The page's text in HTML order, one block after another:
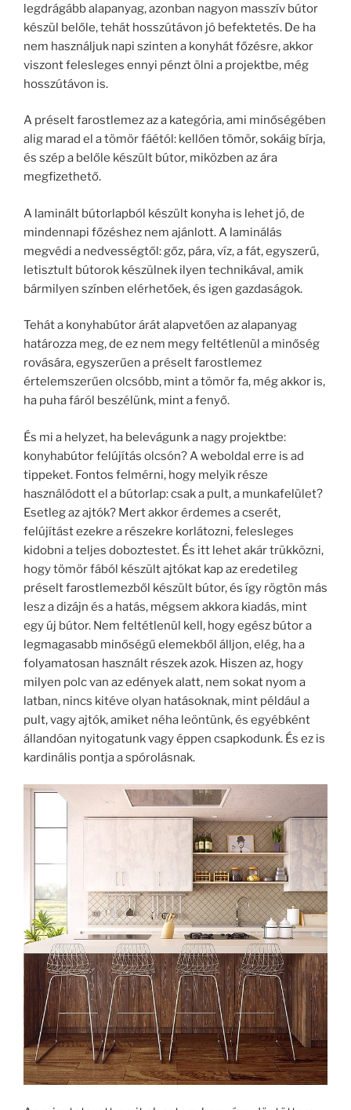
legdrágább alapanyag, azonban nagyon masszív bútor
készül belőle, tehát hosszútávon jó befektetés. De ha
nem használjuk napi szinten a konyhát főzésre, akkor
viszont felesleges ennyi pénzt ölni a projektbe, még
hosszútávon is.
A préselt farostlemez az a kategória, ami minőségében
alig marad el a tömör fáétól: kellően tömör, sokáig bírja,
és szép a belőle készült bútor, miközben az ára
megfizethető.
A laminált bútorlapból készült konyha is lehet jó, de
mindennapi főzéshez nem ajánlott. A laminálás
megvédi a nedvességtől: gőz, pára, víz, a fát, egyszerű,
letisztult bútorok készülnek ilyen technikával, amik
bármilyen színben elérhetőek, és igen gazdaságok.
Tehát a konyhabútor árát alapvetően az alapanyag
határozza meg, de ez nem megy feltétlenül a minőség
rovására, egyszerűen a préselt farostlemez
értelemszerűen olcsóbb, mint a tömör fa, még akkor is,
ha puha fáról beszélünk, mint a fenyő.
És mi a helyzet, ha belevágunk a nagy projektbe:
konyhabútor felújítás olcsón? A weboldal erre is ad
tippeket. Fontos felmérni, hogy melyik része
használódott el a bútorlap: csak a pult, a munkafelület?
Esetleg az ajtók? Mert akkor érdemes a cserét,
felújítást ezekre a részekre korlátozni, felesleges
kidobni a teljes doboztestet. És itt lehet akár trükközni,
hogy tömör fából készült ajtókat kap az eredetileg
préselt farostlemezből készült bútor, és így rögtön más
lesz a dizájn és a hatás, mégsem akkora kiadás, mint
egy új bútor. Nem feltétlenül kell, hogy egész bútor a
legmagasabb minőségű elemekből álljon, elég, ha a
folyamatosan használt részek azok. Hiszen az, hogy
milyen polc van az edények alatt, nem sokat nyom a
latban, nincs kitéve olyan hatásoknak, mint például a
pult, vagy ajtók, amiket néha leöntünk, és egyébként
állandóan nyitogatunk vagy éppen csapkodunk. És ez is
kardinális pontja a spórolásnak.